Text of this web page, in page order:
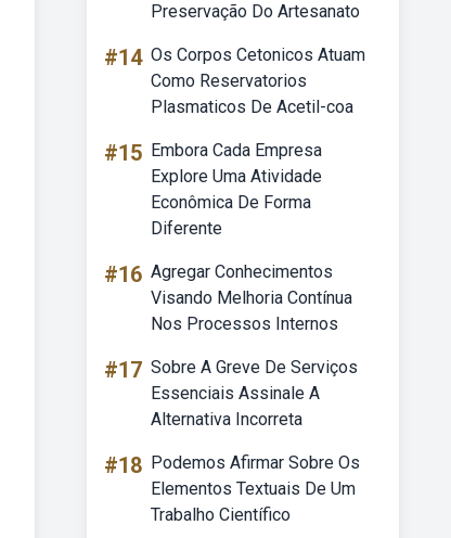
Preservação Do Artesanato
#14 Os Corpos Cetonicos Atuam
Como Reservatorios
Plasmaticos De Acetil-coa
#15 Embora Cada Empresa
Explore Uma Atividade
Econômica De Forma
Diferente
#16 Agregar Conhecimentos
Visando Melhoria Contínua
Nos Processos Internos
#17 Sobre A Greve De Serviços
Essenciais Assinale A
Alternativa Incorreta
#18 Podemos Afirmar Sobre Os
Elementos Textuais De Um
Trabalho Científico